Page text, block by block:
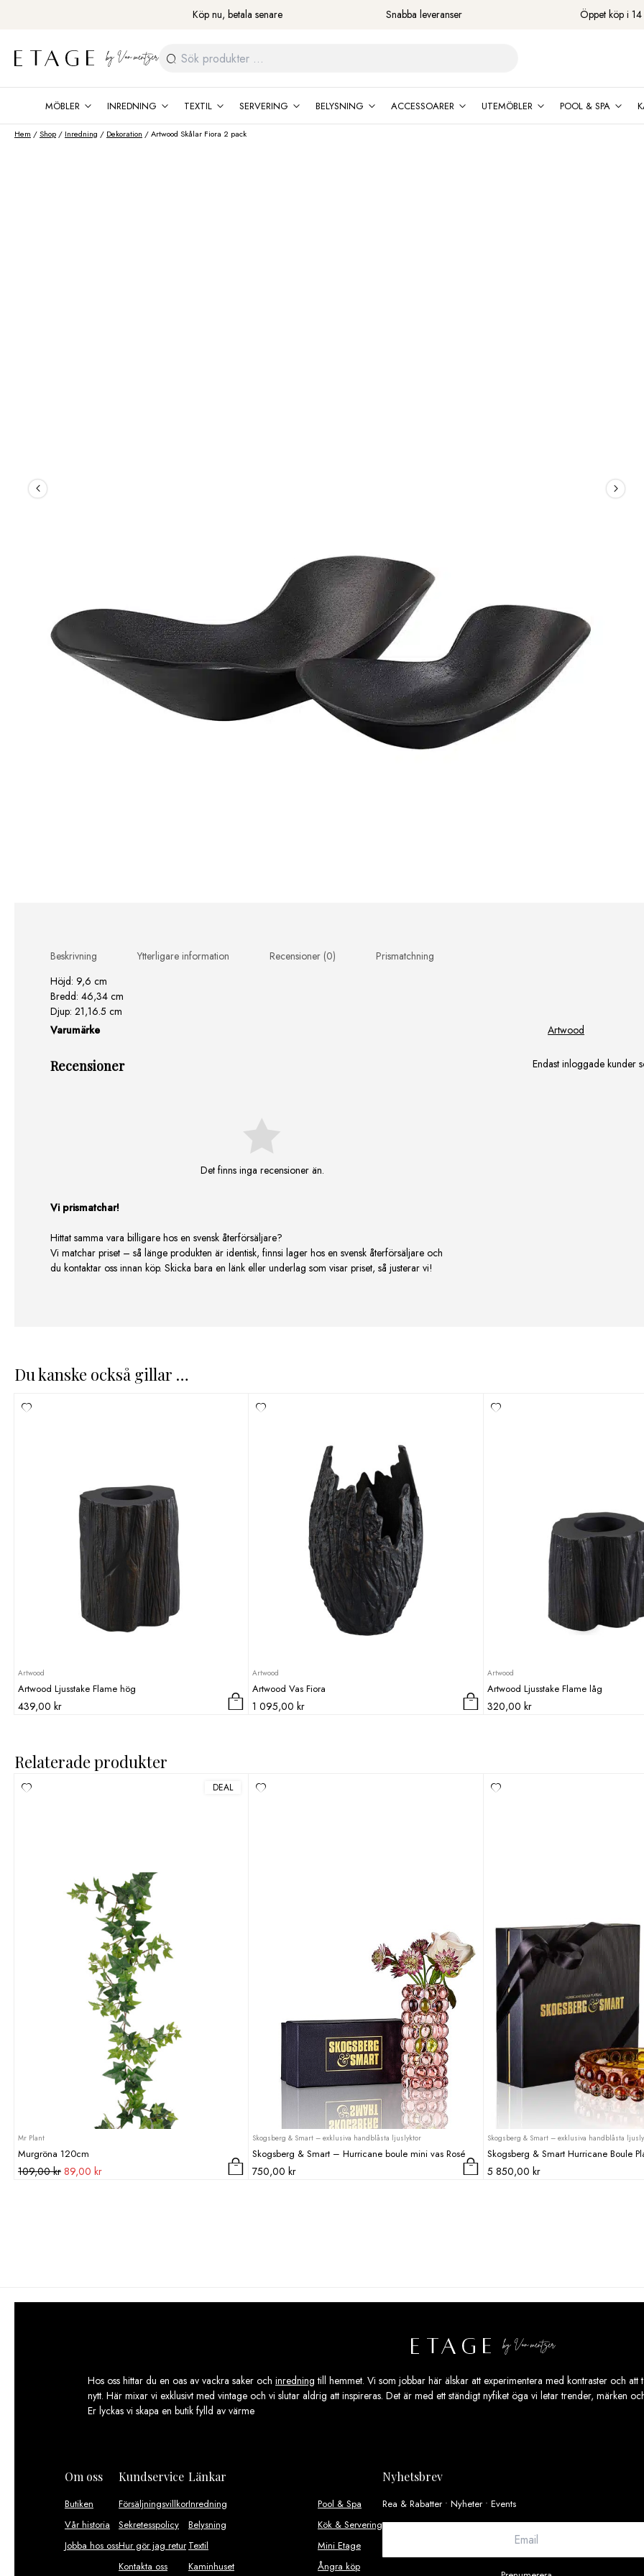
Köp nu, betala senare Snabba leveranser Öppet köp i
Sök
efter:
MÖBLER INREDNING TEXTIL SERVERING BELYSNING ACCESSOARER UTEMÖBLER POOL & SPA
Hem /Shop / Inredning / Dekoration / Artwood Skålar Fiora 2 pack
Beskrivning Ytterligare information Recensioner (0)
Prismatchning
Höjd: 9,6 cm
Bredd: 46,34 cm
Djup: 21,16.5 cm
Varumärke
Artwood
Recensioner
Det finns inga recensioner än.
Endast inloggade kunder
Vi prismatchar!
Hittat samma vara billigare hos en svensk återförsäljare?
Vi matchar priset – så länge produkten är identisk, finnsi lager hos en svensk återförsäljare och
du kontaktar oss innan köp. Skicka bara en länk eller underlag som visar priset, så justerar vi!
Du kanske också gillar …
Artwood
Artwood Ljusstake Flame hög
439,00 kr
Artwood
Artwood Vas Fiora
1 095,00kr
Artwood
Artwood Ljusstake Flame låg
320,00 kr
Relaterade produkter
DEAL
Mr Plant
Murgröna 120cm
109,00kr Det
89,00 krDet
Skogsberg & Smart – exklusiva handblåsta ljuslyktor
Skogsberg & Smart – Hurricane boule mini vas Rosé
750,00kr
Skogsberg & Smart – exklusiva handblåsta
Skogsberg & Smart Hurricane Boule
5 850,00 kr
Hos oss hittar du en oas av vackra saker och inredning till hemmet. Vi som jobbar här älskar att experimentera med kontraster och
nytt. Här mixar vi exklusivt med vintage och vi slutar aldrig att inspireras. Det är med ett ständigt nyfiket öga vi letar trender, märken
Er lyckas vi skapa en butik fylld av värme
Om oss
Butiken
Vår historia
Jobba hos oss
Kundservice
Försäljningsvillkor
Sekretesspolicy
Hur gör jag retur
Kontakta oss
Länkar
Inredning
Belysning
Textil
Kaminhuset
Pool & Spa
Kök & Servering
Mini Etage
Ångra köp
Nyhetsbrev
Rea & Rabatter • Nyheter • Events